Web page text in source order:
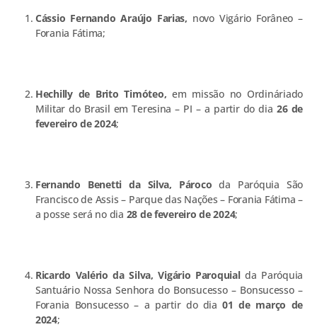
Cássio Fernando Araújo Farias, novo Vigário Forâneo –
Forania Fátima;
Hechilly de Brito Timóteo,em missão no Ordináriado
Militar do Brasil em Teresina – PI – a partir do dia 26 de
fevereiro de 2024;
Fernando Benetti da Silva, Pároco da Paróquia São
Francisco de Assis – Parque das Nações – Forania Fátima –
a posse será no dia 28 de fevereiro de 2024;
Ricardo Valério da Silva, Vigário Paroquialda Paróquia
Santuário Nossa Senhora do Bonsucesso – Bonsucesso –
Forania Bonsucesso – a partir do dia01 de março de
2024;